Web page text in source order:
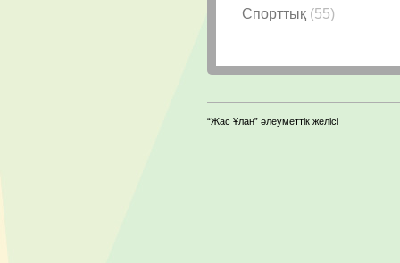
Спорттық (55)
“Жас Ұлан” әлеуметтік желісі